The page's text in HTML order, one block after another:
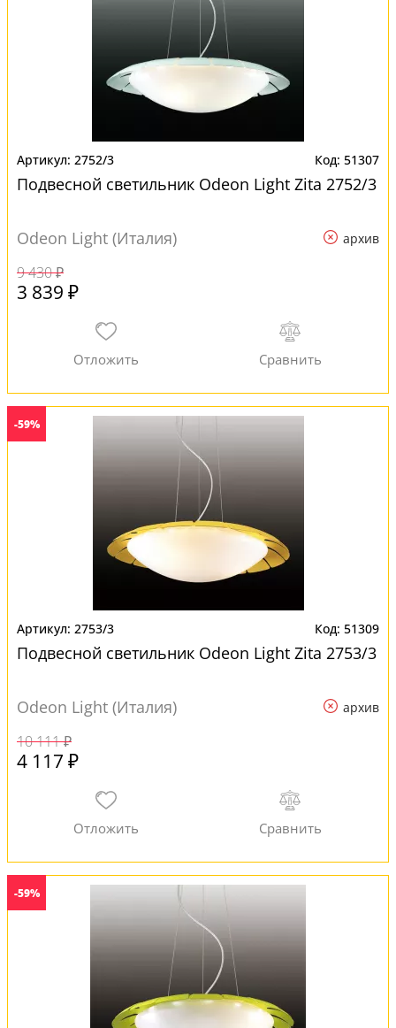
2752/3 51307
Подвесной светильник Odeon Light Zita 2752/3
Odeon Light (Италия) архив
9 430 ₽
3 839 ₽
-59%
2753/3 51309
Подвесной светильник Odeon Light Zita 2753/3
Odeon Light (Италия) архив
10 111 ₽
4 117 ₽
-59%